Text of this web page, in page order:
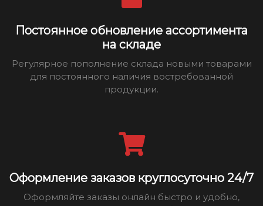
Постоянное обновление ассортимента
на складе
Регулярное пополнение склада новыми товарами
для постоянного наличия востребованной
продукции.
Оформление заказов круглосуточно 24/7
Оформляйте заказы онлайн быстро и удобно,